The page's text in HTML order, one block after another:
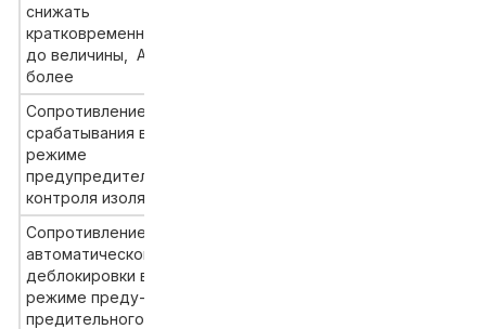
снижать
кратковременный ток
до величины, А, не
более
Сопротивление
срабатывания в
режиме
предупредительного
контроля изоляции
Сопротивление
автоматической
деблокировки в
режиме преду-
предительного